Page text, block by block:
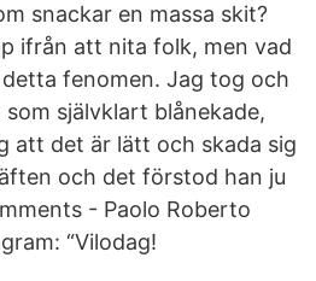
snackar en massa skit?
ifrån att nita folk, men vad
fenomen. Jag tog och
självklart blånekade,
att det är lätt och skada sig
och det förstod han ju
- Paolo Roberto
“Vilodag!